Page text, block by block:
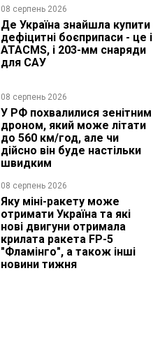
08 серпень 2026
Де Україна знайшла купити
дефіцитні боєприпаси - це і
ATACMS, і 203-мм снаряди
для САУ
08 серпень 2026
У РФ похвалилися зенітним
дроном, який може літати
до 560 км/год, але чи
дійсно він буде настільки
швидким
08 серпень 2026
Яку міні-ракету може
отримати Україна та які
нові двигуни отримала
крилата ракета FP-5
"Фламінго", а також інші
новини тижня